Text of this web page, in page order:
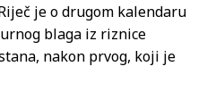
je o drugom kalendaru
blaga iz riznice
nakon prvog, koji je